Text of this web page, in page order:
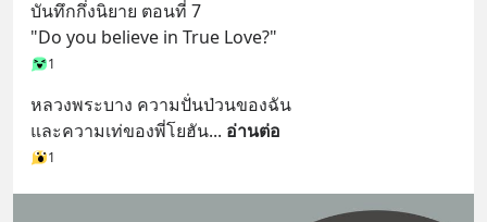
บันทึกกึ่งนิยาย ตอนที่ 7
"Do you believe in True Love?"
1
หลวงพระบาง ความปั่นป่วนของฉัน
และความเท่ของพี่โยฮัน... อ่านต่อ
1